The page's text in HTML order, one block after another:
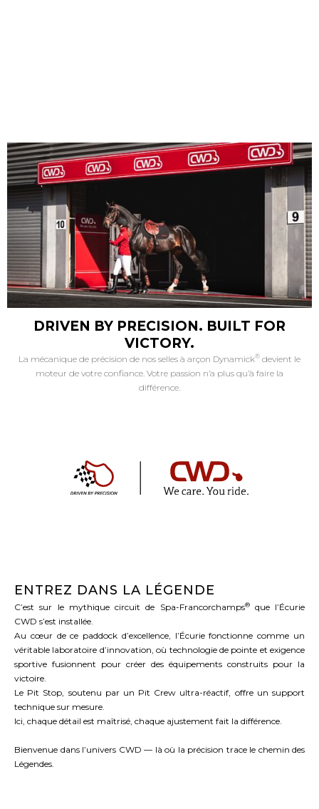
DRIVEN BY PRECISION. BUILT FOR
VICTORY.
La mécanique de précision de nos selles à arçon Dynamick® devient le
moteur de votre confiance. Votre passion n’a plus qu’à faire la
différence.
ENTREZ DANS LA LÉGENDE
C’est sur le mythique circuit de Spa-Francorchamps®que l’Écurie
CWD s’est installée.
Au cœur de ce paddock d’excellence, l’Écurie fonctionne comme un
véritable laboratoire d’innovation, où technologie de pointe et exigence
sportive fusionnent pour créer des équipements construits pour la
victoire.
Le Pit Stop, soutenu par un Pit Crew ultra-réactif, offre un support
technique sur mesure.
Ici, chaque détail est maîtrisé, chaque ajustement fait la différence.
Bienvenue dans l’univers CWD — là où la précision trace le chemin des
Légendes.